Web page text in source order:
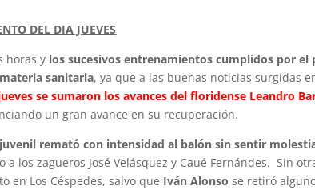
DEL DIA JUEVES
horas y los sucesivos entrenamientos cumplidos por
sanitaria, ya que a las buenas noticias surgidas
se sumaron los avances del floridense Leandro
un gran avance en su recuperación.
remató con intensidad al balón sin sentir
a los zagueros José Velásquez y Caué Fernándes. Sin
en Los Céspedes, salvo que Iván Alonso se retiró